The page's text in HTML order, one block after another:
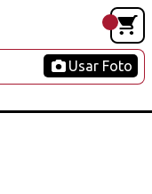
Usar Foto